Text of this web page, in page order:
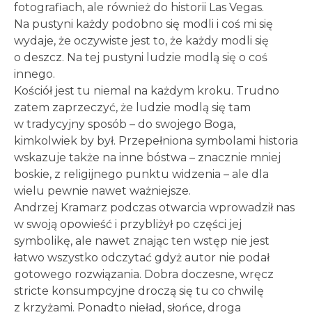
fotografiach, ale również do historii Las Vegas.
Na pustyni każdy podobno się modli i coś mi się
wydaje, że oczywiste jest to, że każdy modli się
o deszcz. Na tej pustyni ludzie modlą się o coś
innego.
Kościół jest tu niemal na każdym kroku. Trudno
zatem zaprzeczyć, że ludzie modlą się tam
w tradycyjny sposób – do swojego Boga,
kimkolwiek by był. Przepełniona symbolami historia
wskazuje także na inne bóstwa – znacznie mniej
boskie, z religijnego punktu widzenia – ale dla
wielu pewnie nawet ważniejsze.
Andrzej Kramarz podczas otwarcia wprowadził nas
w swoją opowieść i przybliżył po części jej
symbolikę, ale nawet znając ten wstęp nie jest
łatwo wszystko odczytać gdyż autor nie podał
gotowego rozwiązania. Dobra doczesne, wręcz
stricte konsumpcyjne droczą się tu co chwilę
z krzyżami. Ponadto nieład, słońce, droga